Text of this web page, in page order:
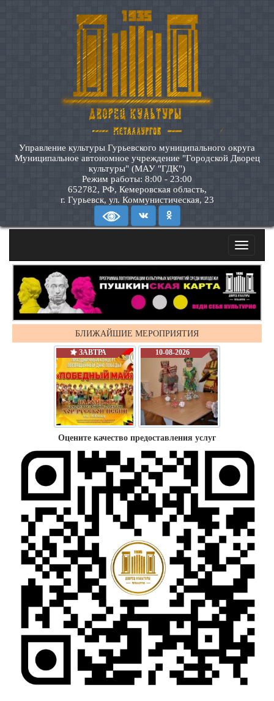
Управление культуры Гурьевского муниципального округа
Муниципальное автономное учреждение "Городской Дворец
культуры" (МАУ "ГДК")
Режим работы: 8:00 - 23:00
652782, РФ, Кемеровская область,
г. Гурьевск, ул. Коммунистическая, 23
Toggle
БЛИЖАЙШИЕ МЕРОПРИЯТИЯ
ЗАВТРА 10-08-2026
Оцените качество предоставления услуг